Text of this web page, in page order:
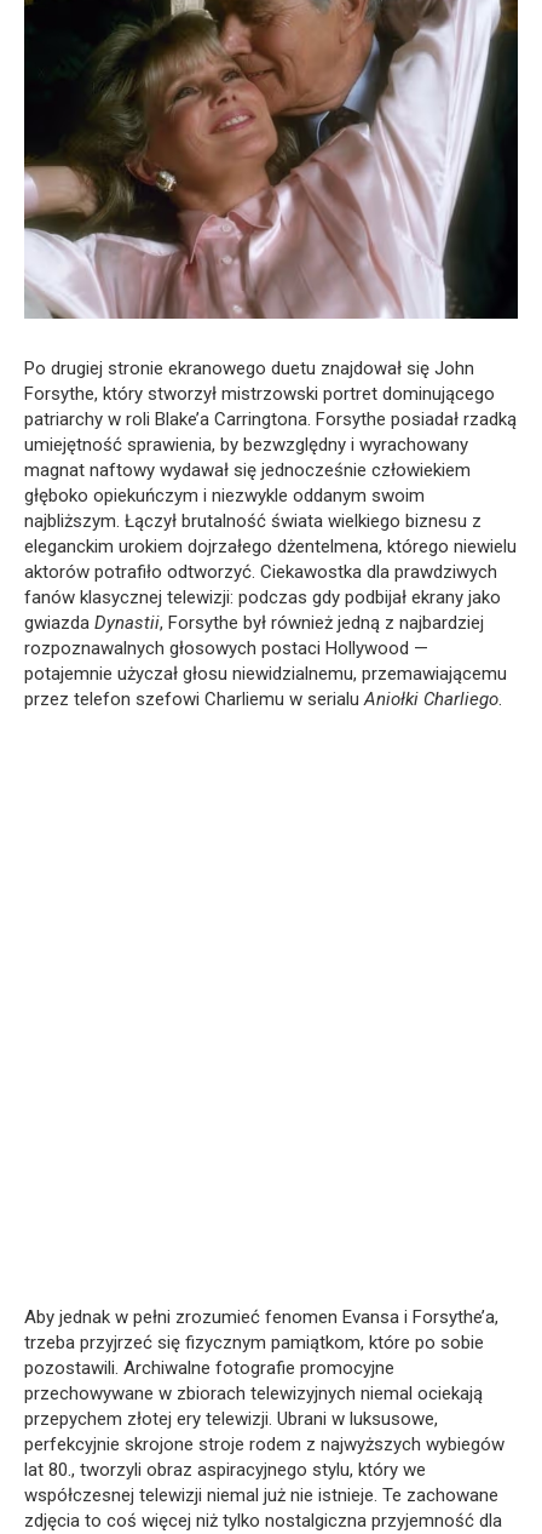
Po drugiej stronie ekranowego duetu znajdował się John
Forsythe, który stworzył mistrzowski portret dominującego
patriarchy w roli Blake’a Carringtona. Forsythe posiadał rzadką
umiejętność sprawienia, by bezwzględny i wyrachowany
magnat naftowy wydawał się jednocześnie człowiekiem
głęboko opiekuńczym i niezwykle oddanym swoim
najbliższym. Łączył brutalność świata wielkiego biznesu z
eleganckim urokiem dojrzałego dżentelmena, którego niewielu
aktorów potrafiło odtworzyć. Ciekawostka dla prawdziwych
fanów klasycznej telewizji: podczas gdy podbijał ekrany jako
gwiazda Dynastii, Forsythe był również jedną z najbardziej
rozpoznawalnych głosowych postaci Hollywood —
potajemnie użyczał głosu niewidzialnemu, przemawiającemu
przez telefon szefowi Charliemu w serialuAniołki Charliego.
Aby jednak w pełni zrozumieć fenomen Evansa i Forsythe’a,
trzeba przyjrzeć się fizycznym pamiątkom, które po sobie
pozostawili. Archiwalne fotografie promocyjne
przechowywane w zbiorach telewizyjnych niemal ociekają
przepychem złotej ery telewizji. Ubrani w luksusowe,
perfekcyjnie skrojone stroje rodem z najwyższych wybiegów
lat 80., tworzyli obraz aspiracyjnego stylu, który we
współczesnej telewizji niemal już nie istnieje. Te zachowane
zdjęcia to coś więcej niż tylko nostalgiczna przyjemność dla